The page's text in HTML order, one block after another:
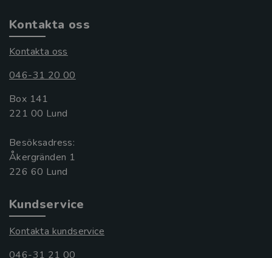
Kontakta oss
Kontakta oss
046-31 20 00
Box 141
221 00 Lund
Besöksadress:
Åkergränden 1
Kundservice
Kontakta kundservice
046-31 21 00